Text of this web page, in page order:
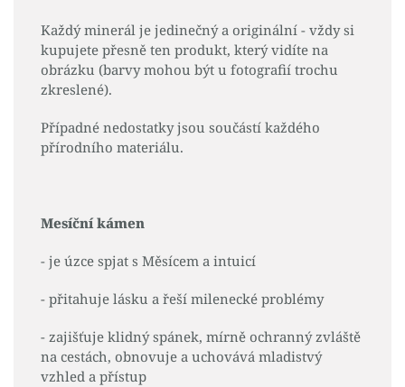
Každý minerál je jedinečný a originální - vždy si
kupujete přesně ten produkt, který vidíte na
obrázku (barvy mohou být u fotografií trochu
zkreslené).
Případné nedostatky jsou součástí každého
přírodního materiálu.
Mesíční kámen
- je úzce spjat s Měsícem a intuicí
- přitahuje lásku a řeší milenecké problémy
- zajišťuje klidný spánek, mírně ochranný zvláště
na cestách, obnovuje a uchovává mladistvý
vzhled a přístup